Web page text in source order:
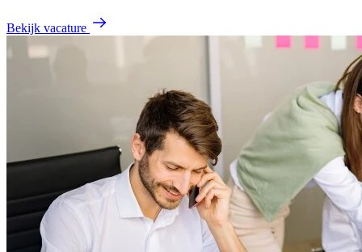
Bekijk vacature